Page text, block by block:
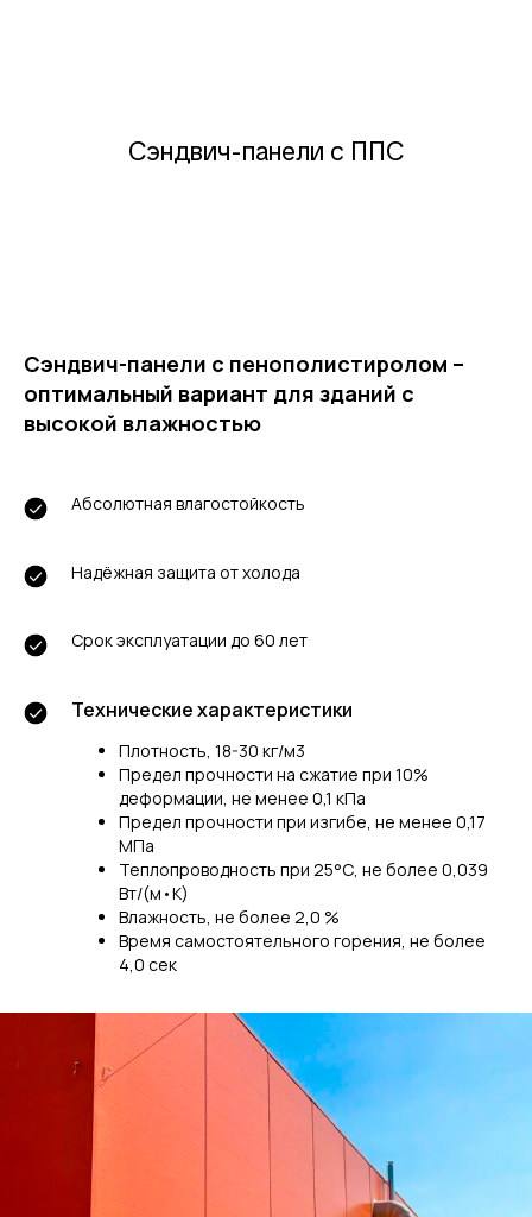
Сэндвич-панели с ППС
Сэндвич-панели с пенополистиролом –
оптимальный вариант для зданий с
высокой влажностью
Абсолютная влагостойкость
Надёжная защита от холода
Срок эксплуатации до 60 лет
Технические характеристики
Плотность, 18-30 кг/м3
Предел прочности на сжатие при 10%
деформации, не менее 0,1 кПа
Предел прочности при изгибе, не менее 0,17
МПа
Теплопроводность при 25°С, не более 0,039
Вт/(м•К)
Влажность, не более 2,0 %
Время самостоятельного горения, не более
4,0 сек